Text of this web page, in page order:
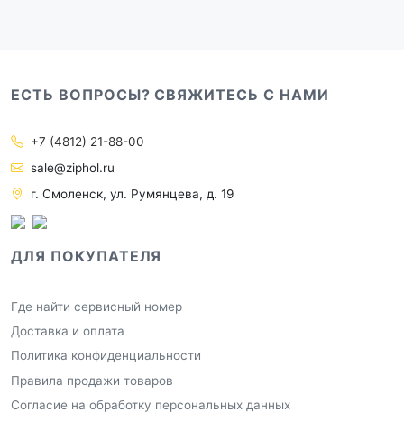
ЕСТЬ ВОПРОСЫ? СВЯЖИТЕСЬ С НАМИ
+7 (4812) 21-88-00
sale@ziphol.ru
г. Смоленск, ул. Румянцева, д. 19
ДЛЯ ПОКУПАТЕЛЯ
Где найти сервисный номер
Доставка и оплата
Политика конфиденциальности
Правила продажи товаров
Согласие на обработку персональных данных